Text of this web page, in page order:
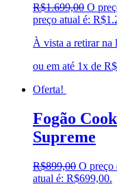
Clarice(0)
clock(0)
Colli(0)
Colormaq(0)
Completa
Continental(0)
Cotherm
D' Doro Móveis
Demóbile(0)
Dômina(0)
R$1.699,00 O
preço atual é:
À vista a retirar na
ou em até 1x de
Oferta!
Fogão
Supreme
R$899,00 O preço
atual é: R$699,00.